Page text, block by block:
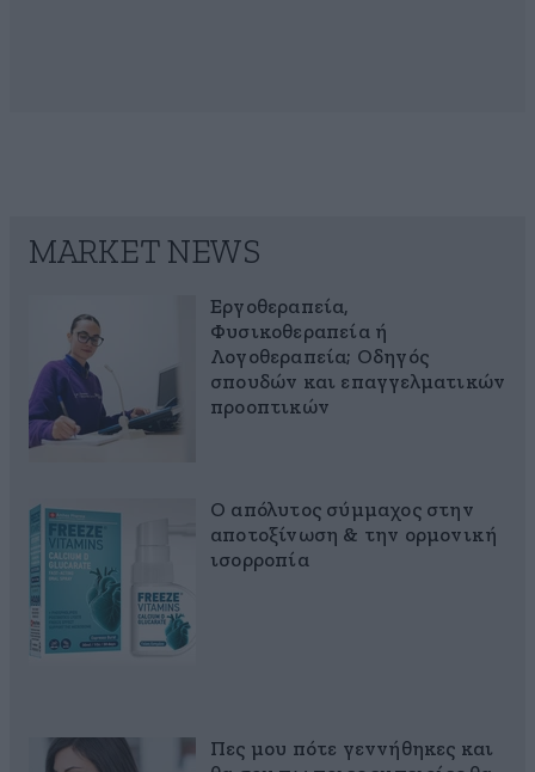
MARKET NEWS
Εργοθεραπεία,
Φυσικοθεραπεία ή
Λογοθεραπεία; Οδηγός
σπουδών και επαγγελματικών
προοπτικών
Ο απόλυτος σύμμαχος στην
αποτοξίνωση & την ορμονική
ισορροπία
Πες μου πότε γεννήθηκες και